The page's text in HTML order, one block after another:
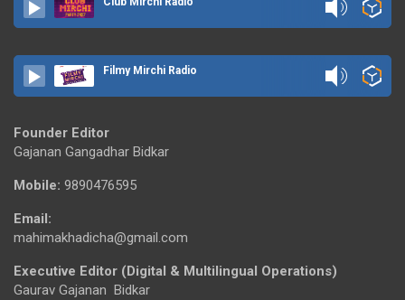
Filmy Mirchi Radio
Founder Editor
Gajanan Gangadhar Bidkar
Mobile: 9890476595
Email:
mahimakhadicha@gmail.com
Executive Editor (Digital & Multilingual Operations)
Gaurav Gajanan Bidkar